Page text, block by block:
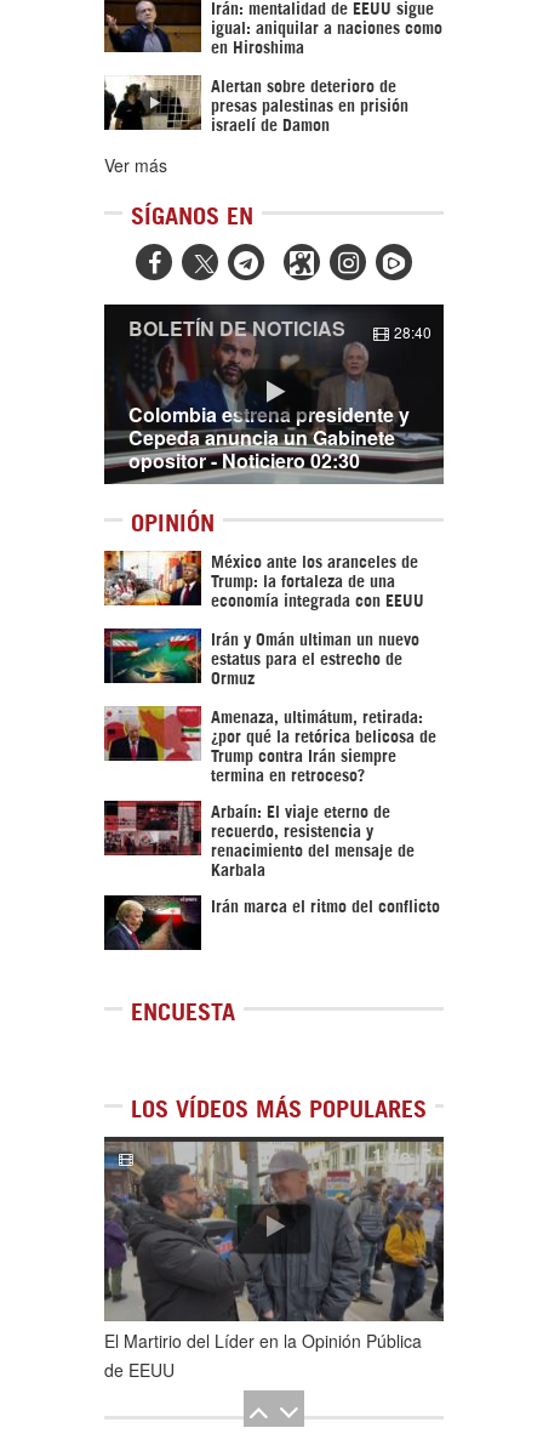
Irán: mentalidad de EEUU sigue
igual: aniquilar a naciones como
en Hiroshima
Alertan sobre deterioro de
presas palestinas en prisión
israelí de Damon
Ver más
SÍGANOS EN
  
Colombia estrena presidente y
Cepeda anuncia un Gabinete
opositor - Noticiero 02:30
BOLETÍN DE NOTICIAS 28:40
OPINIÓN
México ante los aranceles de
Trump: la fortaleza de una
economía integrada con EEUU
Irán y Omán ultiman un nuevo
estatus para el estrecho de
Ormuz
Amenaza, ultimátum, retirada:
¿por qué la retórica belicosa de
Trump contra Irán siempre
termina en retroceso?
Arbaín: El viaje eterno de
recuerdo, resistencia y
renacimiento del mensaje de
Karbala
Irán marca el ritmo del conflicto
ENCUESTA
LOS VÍDEOS MÁS POPULARES
1de5
El Martirio del Líder en la Opinión Pública
de EEUU